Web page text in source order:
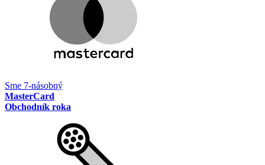
Sme 7-násobný
MasterCard
Obchodník roka